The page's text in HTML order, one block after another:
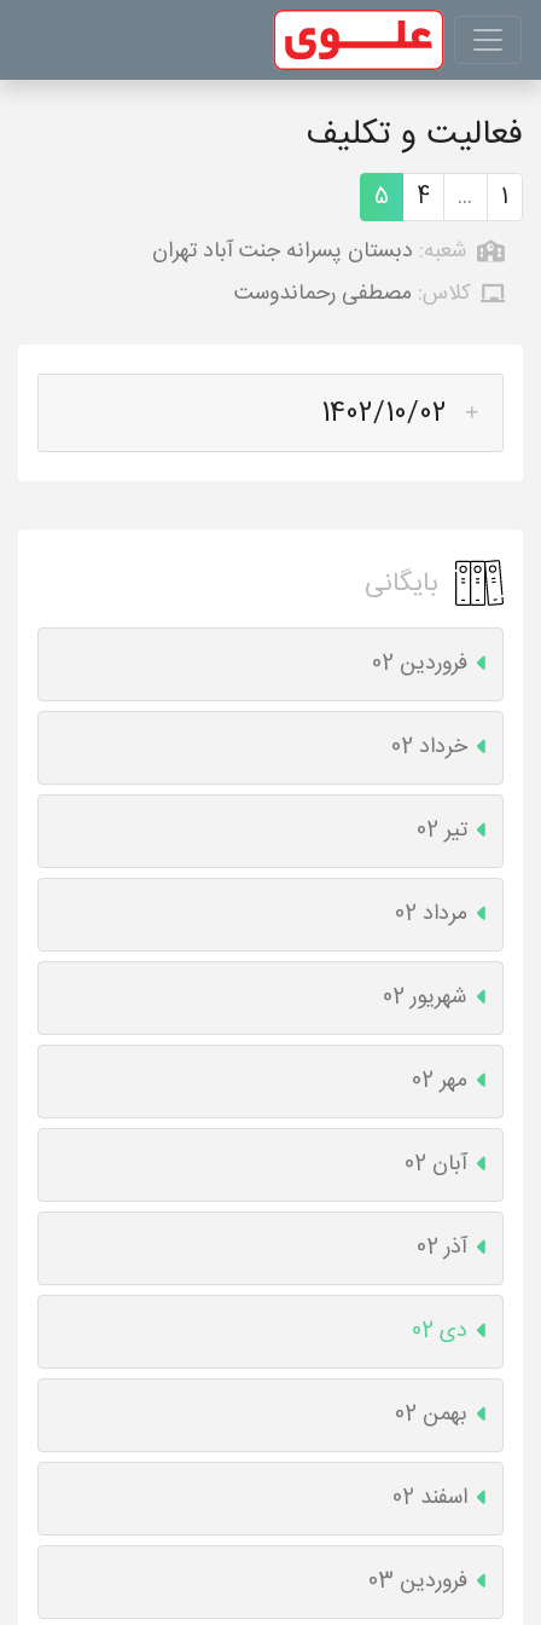
فعالیت و تکلیف
1
...
4
5
شعبه: دبستان پسرانه جنت آباد تهران
کلاس: مصطفی رحماندوست
1402/10/02
بایگانی
فروردین 02
خرداد 02
تیر 02
مرداد 02
شهریور 02
مهر 02
آبان 02
آذر 02
دی 02
بهمن 02
اسفند 02
فروردین 03